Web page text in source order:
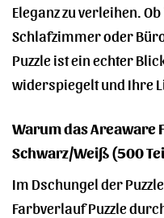
Eleganz zu verleihen.
Schlafzimmer oder
Puzzle ist ein echter
widerspiegelt und Ihre
Warum das Areaware
Schwarz/Weiß (500
Im Dschungel der
Farbverlauf Puzzle